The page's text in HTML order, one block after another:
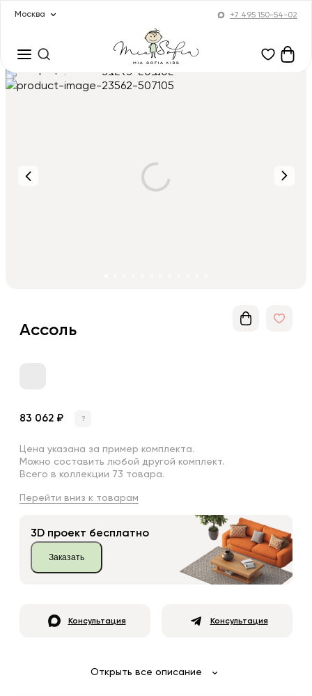
Москва +7 495 150-54-02
Ассоль
83 062 ₽ ?
Цена указана за пример комплекта.
Можно составить любой другой комплект.
Всего в коллекции 73 товара.
Перейти вниз к товарам
3D проект бесплатно
Заказать
Консультация Консультация
Открыть все описание